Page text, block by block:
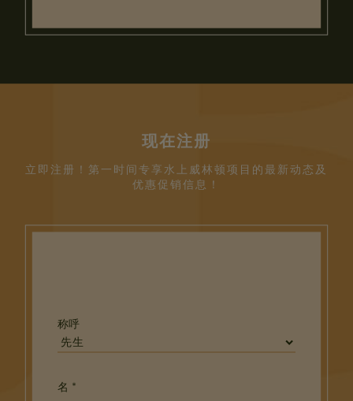
现在注册
立即注册！第一时间专享水上威林顿项目的最新动态及
优惠促销信息！
称呼
名 *